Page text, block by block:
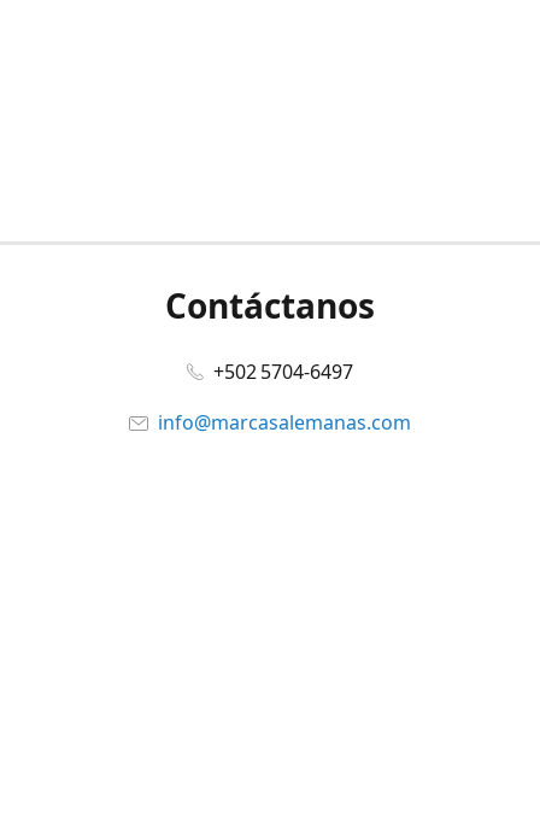
Contáctanos
+502 5704-6497
info@marcasalemanas.com